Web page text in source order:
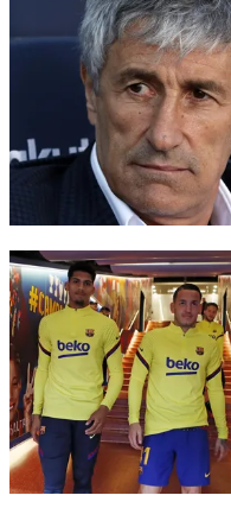
FC Barcelona club badge